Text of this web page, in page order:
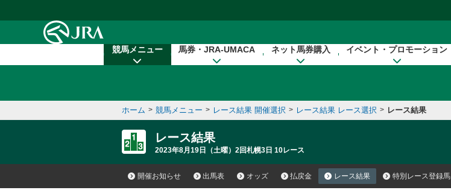
競馬メニュー 馬券・JRA-UMACA ネット馬券購入 イベント・プロモーション
ホーム > 競馬メニュー > レース結果 開催選択 > レース結果 レース選択 > レース結果
レース結果
2023年8月19日（土曜）2回札幌3日 10レース
開催お知らせ 出馬表 オッズ 払戻金 レース結果 特別レース登録馬